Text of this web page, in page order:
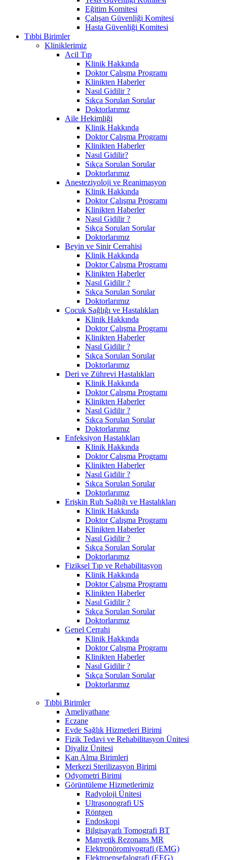
Eğitim Komitesi
Çalışan Güvenliği Komitesi
Hasta Güvenliği Komitesi
Tıbbi Birimler
Kliniklerimiz
Acil Tıp
Klinik Hakkında
Doktor Çalışma Programı
Klinikten Haberler
Nasıl Gidilir ?
Sıkça Sorulan Sorular
Doktorlarımız
Aile Hekimliği
Klinik Hakkında
Doktor Çalışma Programı
Klinikten Haberler
Nasıl Gidilir?
Sıkça Sorulan Sorular
Doktorlarımız
Anesteziyoloji ve Reanimasyon
Klinik Hakkında
Doktor Çalışma Programı
Klinikten Haberler
Nasıl Gidilir ?
Sıkça Sorulan Sorular
Doktorlarımız
Beyin ve Sinir Cerrahisi
Klinik Hakkında
Doktor Çalışma Programı
Klinikten Haberler
Nasıl Gidilir ?
Sıkça Sorulan Sorular
Doktorlarımız
Çocuk Sağlığı ve Hastalıkları
Klinik Hakkında
Doktor Çalışma Programı
Klinikten Haberler
Nasıl Gidilir ?
Sıkça Sorulan Sorular
Doktorlarımız
Deri ve Zührevi Hastalıkları
Klinik Hakkında
Doktor Çalışma Programı
Klinikten Haberler
Nasıl Gidilir ?
Sıkça Sorulan Sorular
Doktorlarımız
Enfeksiyon Hastalıkları
Klinik Hakkında
Doktor Çalışma Programı
Klinikten Haberler
Nasıl Gidilir ?
Sıkça Sorulan Sorular
Doktorlarımız
Erişkin Ruh Sağlığı ve Hastalıkları
Klinik Hakkında
Doktor Çalışma Programı
Klinikten Haberler
Nasıl Gidilir ?
Sıkça Sorulan Sorular
Doktorlarımız
Fiziksel Tıp ve Rehabilitasyon
Klinik Hakkında
Doktor Çalışma Programı
Klinikten Haberler
Nasıl Gidilir ?
Sıkça Sorulan Sorular
Doktorlarımız
Genel Cerrahi
Klinik Hakkında
Doktor Çalışma Programı
Klinikten Haberler
Nasıl Gidilir ?
Sıkça Sorulan Sorular
Doktorlarımız
Tıbbi Birimler
Ameliyathane
Eczane
Evde Sağlık Hizmetleri Birimi
Fizik Tedavi ve Rehabilitasyon Ünitesi
Diyaliz Ünitesi
Kan Alma Birimleri
Merkezi Sterilizasyon Birimi
Odyometri Birimi
Görüntüleme Hizmetlerimiz
Radyoloji Ünitesi
Ultrasonografi US
Röntgen
Endoskopi
Bilgisayarlı Tomografi BT
Manyetik Rezonans MR
Elektronöromiyografi (EMG)
Elektroensefalografi (EEG)